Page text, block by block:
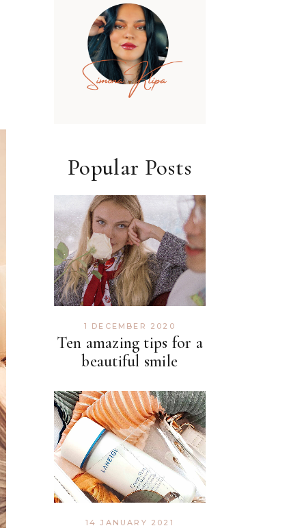
Popular Posts
Ten amazing tips for a
beautiful smile
1 DECEMBER 2020
14 JANUARY 2021